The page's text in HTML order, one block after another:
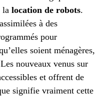
la location de robots.
à des
pour
soient ménagères,
nouveaux venus sur
et offrent de
signifie vraiment cette